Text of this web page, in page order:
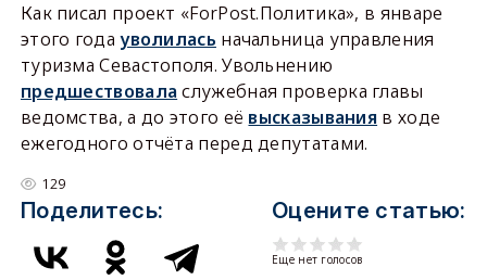
Как писал проект «ForPost.Политика», в январе
этого годауволилась начальница управления
туризма Севастополя. Увольнению
предшествовала служебная проверка главы
ведомства, а до этого её высказывания в ходе
ежегодного отчёта перед депутатами.
129
Поделитесь: Оцените статью:
Еще нет голосов